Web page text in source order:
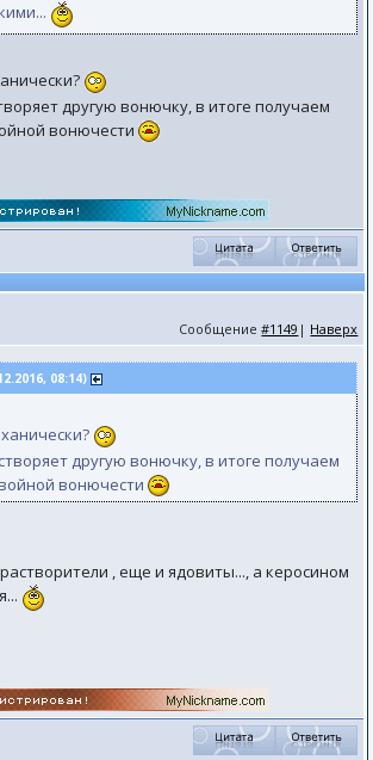
другую вонючку, в итоге получаем
вонючести
Сообщение#1149 | Наверх
08:14)
другую вонючку, в итоге получаем
вонючести
, еще и ядовиты..., а керосином